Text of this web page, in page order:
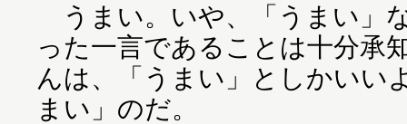
うまい。いや、「うまい」
った一言であることは十分承
んは、「うまい」としかいい
まい」のだ。